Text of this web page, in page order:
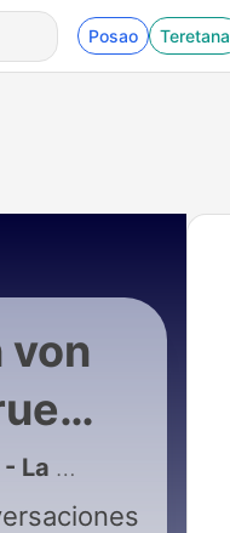
Posao Teretana
von
del espacio (Ep.210)